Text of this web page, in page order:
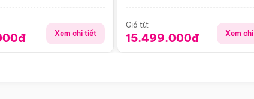
Xem chi tiết
Giá từ:
15.499.000đ Xem